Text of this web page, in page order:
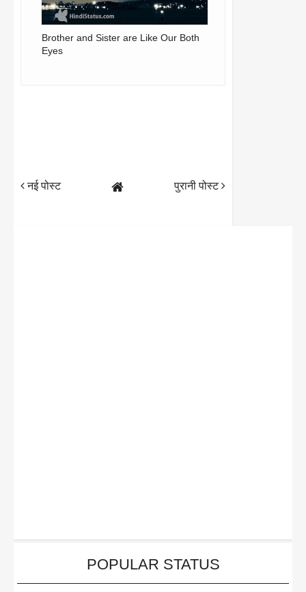
Brother and Sister are Like Our Both
Eyes
नई पोस्ट पुरानी पोस्ट
POPULAR STATUS